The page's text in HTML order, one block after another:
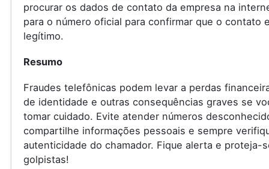
procurar os dados de contato da empresa na
para o número oficial para confirmar que o contato
legítimo.
Resumo
Fraudes telefônicas podem levar a perdas
de identidade e outras consequências graves se
tomar cuidado. Evite atender números
compartilhe informações pessoais e sempre
autenticidade do chamador. Fique alerta e proteja-
golpistas!